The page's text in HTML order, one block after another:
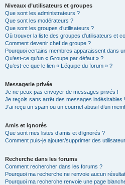
Niveaux d’utilisateurs et groupes
Que sont les administrateurs ?
Que sont les modérateurs ?
Que sont les groupes d’utilisateurs ?
Où trouver la liste des groupes d’utilisateurs et
Comment devenir chef de groupe ?
Pourquoi certains membres apparaissent dans
Qu’est-ce qu’un « Groupe par défaut » ?
Qu’est-ce que le lien « L’équipe du forum » ?
Messagerie privée
Je ne peux pas envoyer de messages privés !
Je reçois sans arrêt des messages indésirables !
J’ai reçu un spam ou un courriel abusif d’un
Amis et ignorés
Que sont mes listes d’amis et d’ignorés ?
Comment puis-je ajouter/supprimer des
Recherche dans les forums
Comment rechercher dans les forums ?
Pourquoi ma recherche ne renvoie aucun
Pourquoi ma recherche renvoie une page